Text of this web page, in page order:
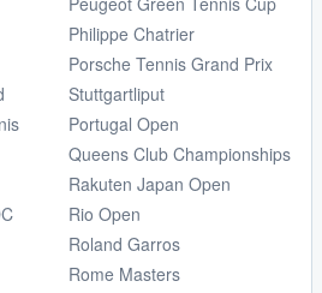
Philippe Chatrier
Porsche Tennis Grand Prix
Stuttgartliput
Portugal Open
Queens Club Championships
Rakuten Japan Open
Rio Open
Roland Garros
Rome Masters